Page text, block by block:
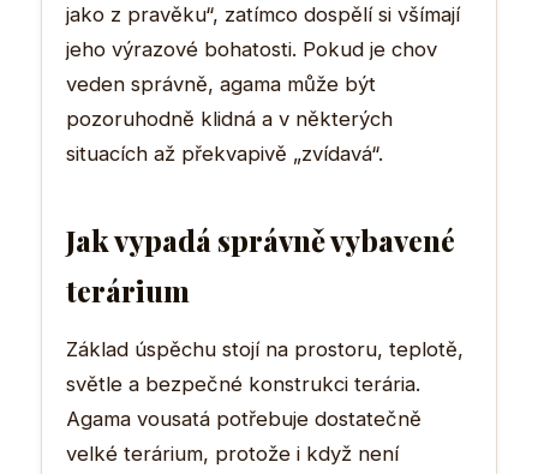
jako z pravěku“, zatímco dospělí si všímají
jeho výrazové bohatosti. Pokud je chov
veden správně, agama může být
pozoruhodně klidná a v některých
situacích až překvapivě „zvídavá“.
Jak vypadá správně vybavené
terárium
Základ úspěchu stojí na prostoru, teplotě,
světle a bezpečné konstrukci terária.
Agama vousatá potřebuje dostatečně
velké terárium, protože i když není